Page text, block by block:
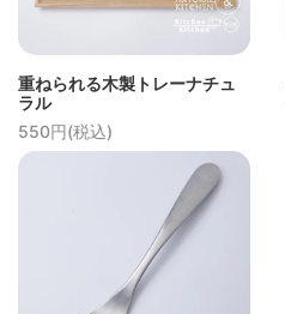
重ねられる木製トレーナチュ
ラル
550円(税込)